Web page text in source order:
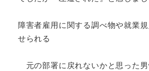
障害者雇用に関する調べ物や就業
せられる
元の部署に戻れないかと思った